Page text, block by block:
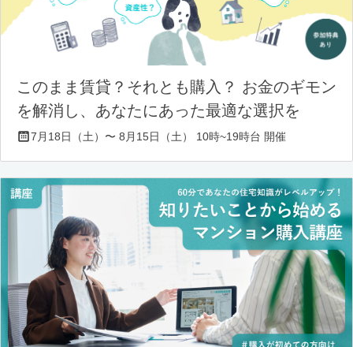
このまま賃貸？それとも購入？ お金のギモン
を解消し、あなたにあった最適な選択を
7月18日（土）〜 8月15日（土） 10時~19時台 開催